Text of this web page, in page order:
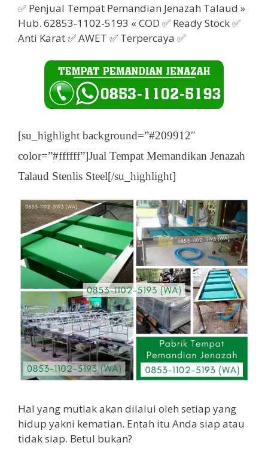
✅ Penjual Tempat Pemandian Jenazah Talaud »
Hub. 62853-1102-5193 « COD ✅ Ready Stock ✅
Anti Karat ✅ AWET ✅ Terpercaya ✅
[su_highlight background=”#209912″
color=”#ffffff”]Jual Tempat Memandikan Jenazah
Talaud Stenlis Steel[/su_highlight]
Hal yang mutlak akan dilalui oleh setiap yang
hidup yakni kematian. Entah itu Anda siap atau
tidak siap. Betul bukan?